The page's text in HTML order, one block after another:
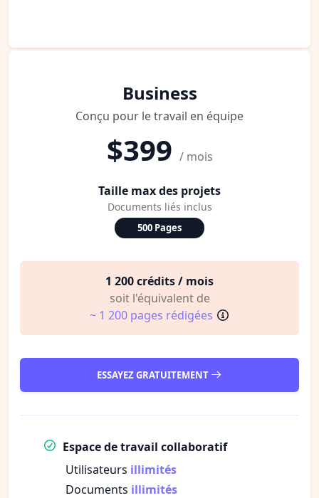
Business
Conçu pour le travail en équipe
$399 / mois
Taille max des projets
Documents liés inclus
500 Pages
1 200 crédits / mois
soit l'équivalent de
~ 1 200 pages rédigées
ESSAYEZ GRATUITEMENT
Espace de travail collaboratif
Utilisateurs illimités
Documents illimités